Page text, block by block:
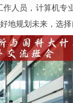
人员，计算机专
地规划未来，选择